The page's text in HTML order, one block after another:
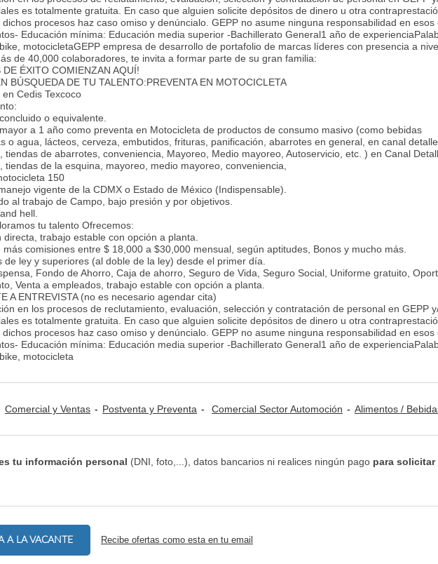
es totalmente gratuita. En caso que alguien solicite depósitos de dinero u otra
procesos haz caso omiso y denúncialo. GEPP no asume ninguna responsabilidad en esos
Educación mínima: Educación media superior -Bachillerato General1 año de
motocicletaGEPP empresa de desarrollo de portafolio de marcas líderes con presencia a
de 40,000 colaboradores, te invita a formar parte de su gran familia:
DE ÉXITO COMIENZAN AQUÍ!
BÚSQUEDA DE TU TALENTO:PREVENTA EN MOTOCICLETA
Cedis Texcoco
o equivalente.
a 1 año como preventa en Motocicleta de productos de consumo masivo (como bebidas
o agua, lácteos, cerveza, embutidos, frituras, panificación, abarrotes en general, en canal
tiendas de abarrotes, conveniencia, Mayoreo, Medio mayoreo, Autoservicio, etc. ) en Canal
tiendas de la esquina, mayoreo, medio mayoreo, conveniencia,
150
vigente de la CDMX o Estado de México (Indispensable).
al trabajo de Campo, bajo presión y por objetivos.
hell.
tu talento Ofrecemos:
directa, trabajo estable con opción a planta.
más comisiones entre $ 18,000 a $30,000 mensual, según aptitudes, Bonos y mucho más.
de ley y superiores (al doble de la ley) desde el primer día.
Fondo de Ahorro, Caja de ahorro, Seguro de Vida, Seguro Social, Uniforme gratuito,
Venta a empleados, trabajo estable con opción a planta.
A ENTREVISTA (no es necesario agendar cita)
en los procesos de reclutamiento, evaluación, selección y contratación de personal en GEPP
es totalmente gratuita. En caso que alguien solicite depósitos de dinero u otra
procesos haz caso omiso y denúncialo. GEPP no asume ninguna responsabilidad en esos
Educación mínima: Educación media superior -Bachillerato General1 año de
motocicleta
Comercial y Ventas Postventa y Preventa Comercial Sector Automoción Alimentos / Bebidas /
tu información personal (DNI, foto,...), datos bancarios ni realices ningún pago para solicitar
A LA VACANTE Recibe ofertas como esta en tu email